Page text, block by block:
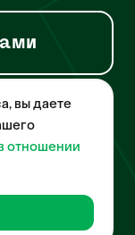
«Пет-Ес»
сети Интернет и
вы даете
отношении